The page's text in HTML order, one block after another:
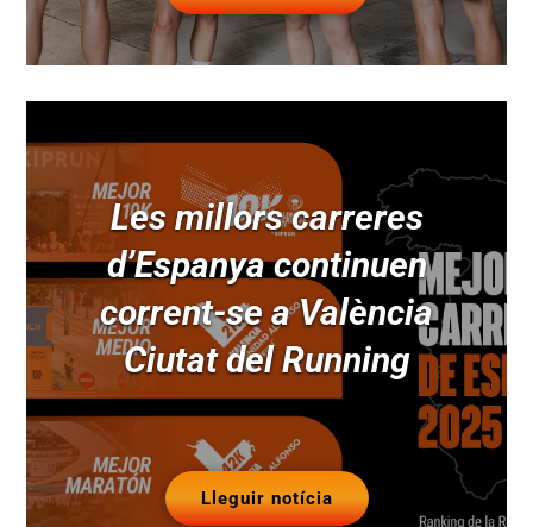
Les millors carreres
d’Espanya continuen
corrent-se a València
Ciutat del Running
Lleguir notícia